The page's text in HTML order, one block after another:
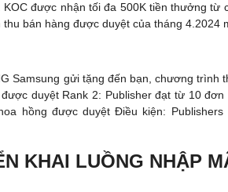
được nhận tối đa 500K tiền thưởng
bán hàng được duyệt của tháng
Samsung gửi tặng đến bạn, chương trình
duyệt Rank 2: Publisher đạt từ 10
hồng được duyệt Điều kiện:
KHAI LUỒNG NHẬP